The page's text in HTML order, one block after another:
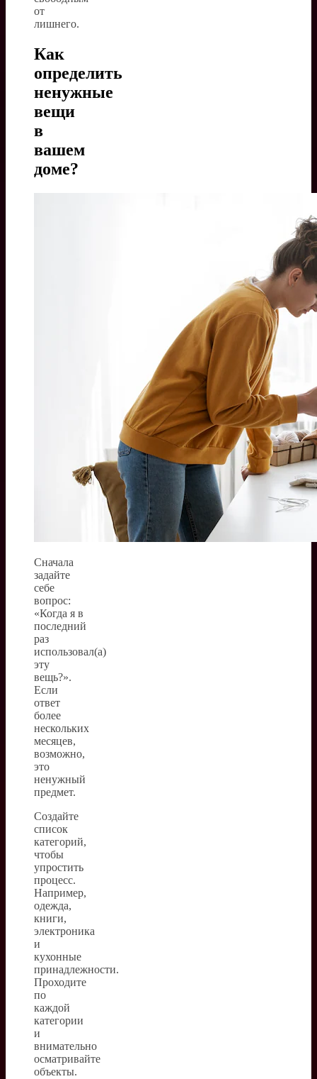
от
лишнего.
Как
определить
ненужные
вещи
в
вашем
доме?
Сначала
задайте
себе
вопрос:
«Когда я в
последний
раз
использовал(а)
эту
вещь?».
Если
ответ
более
нескольких
месяцев,
возможно,
это
ненужный
предмет.
Создайте
список
категорий,
чтобы
упростить
процесс.
Например,
одежда,
книги,
электроника
и
кухонные
принадлежности.
Проходите
по
каждой
категории
и
внимательно
осматривайте
объекты.